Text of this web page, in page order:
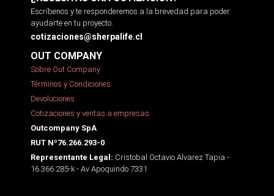
Escríbenos y te responderemos a la brevedad para poder
ayudarte en tu proyecto.
cotizaciones@sherpalife.cl
OUT COMPANY
Sobre Out Company
Términos y Condiciones
Devoluciones
Cotizaciones y ventas a empresas
Outcompany SpA
RUT Nº76.266.293-0
Representante Legal: Cristobal Octavio Alvarez Tapia -
16.366.285-k - Av Apoquindo 7331